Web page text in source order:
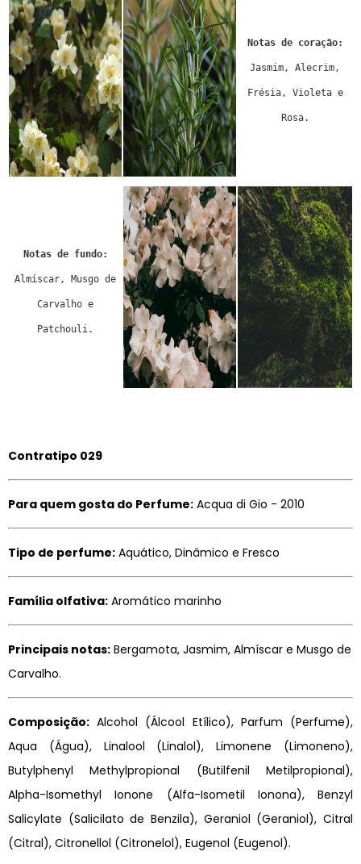
Notas de coração:
Jasmim, Alecrim,
Frésia, Violeta e
Rosa.
Notas de fundo:
Almíscar, Musgo de
Carvalho e
Patchouli.
Contratipo 029
Para quem gosta do Perfume: Acqua di Gio - 2010
Tipo de perfume: Aquático, Dinâmico e Fresco
Família olfativa: Aromático marinho
Principais notas: Bergamota, Jasmim, Almíscar e Musgo de
Carvalho.
Composição: Alcohol (Álcool Etílico), Parfum (Perfume),
Aqua (Água), Linalool (Linalol), Limonene (Limoneno),
Butylphenyl Methylpropional (Butilfenil Metilpropional),
Alpha-Isomethyl Ionone (Alfa-Isometil Ionona), Benzyl
Salicylate (Salicilato de Benzila), Geraniol (Geraniol), Citral
(Citral), Citronellol (Citronelol), Eugenol (Eugenol).